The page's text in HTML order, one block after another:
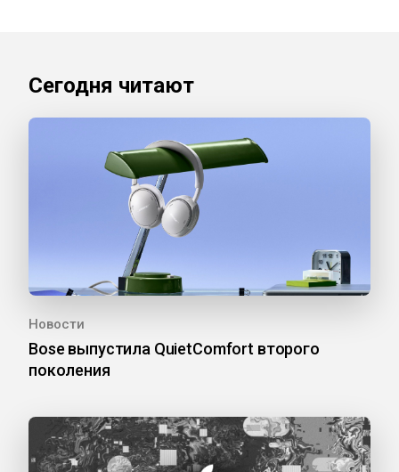
Сегодня читают
Новости
Bose выпустила QuietComfort второго
поколения